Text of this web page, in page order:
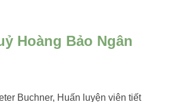
Hoàng Bảo Ngân
Buchner, Huấn luyện viên tiết